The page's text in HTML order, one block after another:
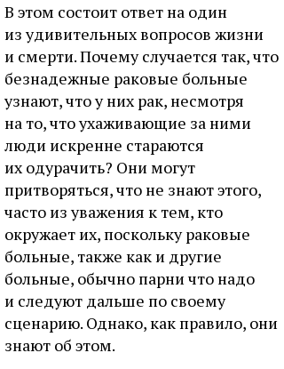
В этом состоит ответ на один
из удивительных вопросов жизни
и смерти. Почему случается так, что
безнадежные раковые больные
узнают, что у них рак, несмотря
на то, что ухаживающие за ними
люди искренне стараются
их одурачить? Они могут
притворяться, что не знают этого,
часто из уважения к тем, кто
окружает их, поскольку раковые
больные, также как и другие
больные, обычно парни что надо
и следуют дальше по своему
сценарию. Однако, как правило, они
знают об этом.